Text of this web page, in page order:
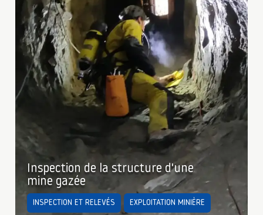
Inspection de la structure d'une
mine gazée
INSPECTION ET RELEVÉS EXPLOITATION MINIÈRE